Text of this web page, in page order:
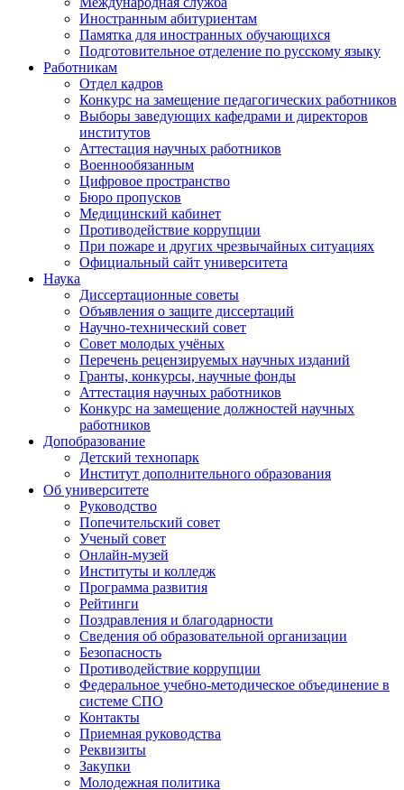
Иностранным абитуриентам
Памятка для иностранных обучающихся
Подготовительное отделение по русскому языку
Работникам
Отдел кадров
Конкурс на замещение педагогических работников
Выборы заведующих кафедрами и директоров
институтов
Аттестация научных работников
Военнообязанным
Цифровое пространство
Бюро пропусков
Медицинский кабинет
Противодействие коррупции
При пожаре и других чрезвычайных ситуациях
Официальный сайт университета
Наука
Диссертационные советы
Объявления о защите диссертаций
Научно-технический совет
Совет молодых учёных
Перечень рецензируемых научных изданий
Гранты, конкурсы, научные фонды
Аттестация научных работников
Конкурс на замещение должностей научных
работников
Допобразование
Детский технопарк
Институт дополнительного образования
Об университете
Руководство
Попечительский совет
Ученый совет
Онлайн-музей
Институты и колледж
Программа развития
Рейтинги
Поздравления и благодарности
Сведения об образовательной организации
Безопасность
Противодействие коррупции
Федеральное учебно-методическое объединение в
системе СПО
Контакты
Приемная руководства
Реквизиты
Закупки
Молодежная политика